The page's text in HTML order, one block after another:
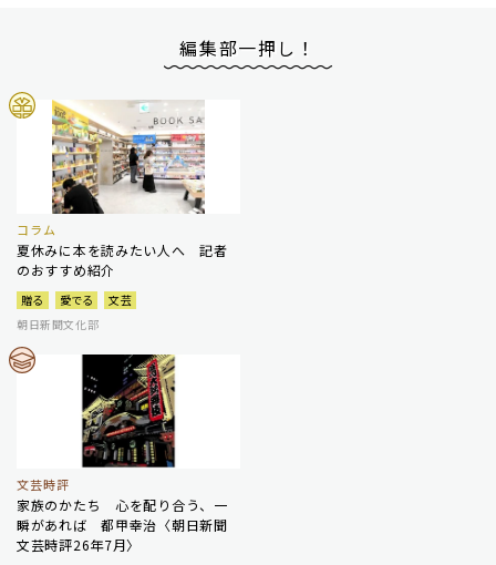
編集部一押し！
コラム
夏休みに本を読みたい人へ 記者
のおすすめ紹介
贈る 愛でる
文芸
朝日新聞文化部
文芸時評
家族のかたち 心を配り合う、一
瞬があれば 都甲幸治〈朝日新聞
文芸時評26年7月〉